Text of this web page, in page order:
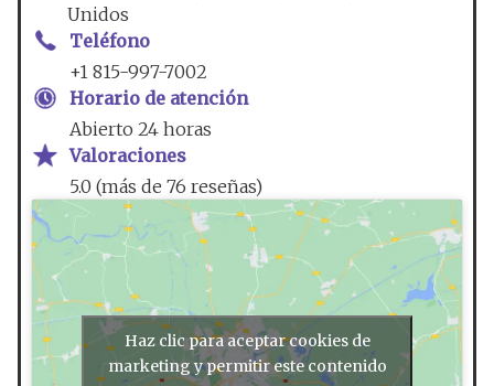
Unidos
Teléfono
+1 815-997-7002
Horario de atención
Abierto 24 horas
Valoraciones
5.0 (más de 76 reseñas)
Haz clic para aceptar cookies de
marketing y permitir este contenido